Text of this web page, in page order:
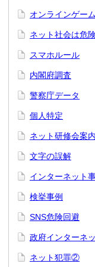
オンラインゲーム
ネット社会は危
スマホルール
内閣府調査
警察庁データ
個人特定
ネット研修会案内
文字の誤解
インターネット
検挙事例
SNS危険回避
政府インターネ
ネット犯罪②